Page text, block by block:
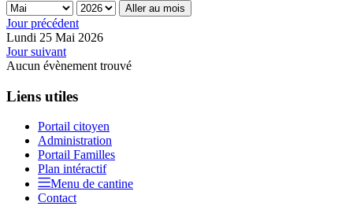
Aller au mois
Jour précédent
Lundi 25 Mai 2026
Jour suivant
Aucun évènement trouvé
Liens utiles
Portail citoyen
Administration
Portail Familles
Plan intéractif
Menu de cantine
Contact